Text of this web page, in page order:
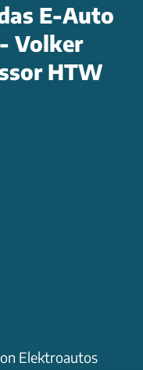
E-Auto
Volker
HTW
Elektroautos